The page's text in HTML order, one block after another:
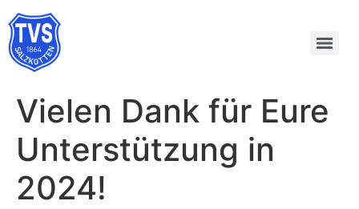
Vielen Dank für Eure
Unterstützung in
2024!